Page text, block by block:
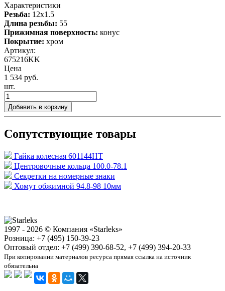
Характеристики
Резьба: 12x1.5
Длина резьбы: 55
Прижимная поверхность: конус
Покрытие: хром
Артикул:
675216KK
Цена
1 534 руб.
шт.
Добавить в корзину
Сопутствующие товары
Гайка колесная 601144HT
Центровочные кольца 100.0-78.1
Секретки на номерные знаки
Хомут обжимной 94.8-98 10мм
1997 - 2026 © Компания «Starleks»
Розница: +7 (495) 150-39-23
Оптовый отдел: +7 (499) 390-68-52, +7 (499) 394-20-33
При копировании материалов ресурса прямая ссылка на источник
обязательна